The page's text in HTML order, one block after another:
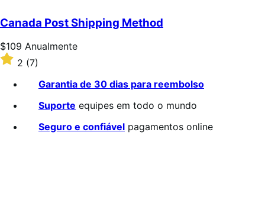
de
5
estrelas
Canada Post Shipping Method
Preço:
$109
Anualmente
$109 Anualmente
Classificado
com
2 (7)
Garantia de 30 dias para reembolso
Suporte equipes em todo o mundo
Seguro e confiável pagamentos online